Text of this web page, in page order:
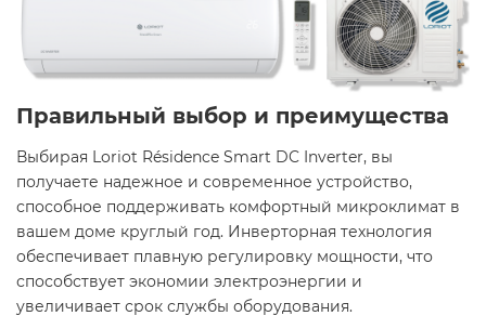
Правильный выбор и преимущества
Выбирая Loriot Résidence Smart DC Inverter, вы
получаете надежное и современное устройство,
способное поддерживать комфортный микроклимат в
вашем доме круглый год. Инверторная технология
обеспечивает плавную регулировку мощности, что
способствует экономии электроэнергии и
увеличивает срок службы оборудования.​